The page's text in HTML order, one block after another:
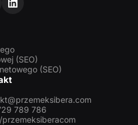
(SEO)
(SEO)
789 786
przemeksiberacom